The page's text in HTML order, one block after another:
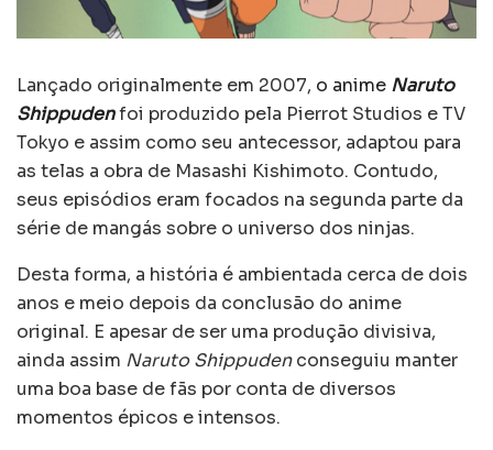
Lançado originalmente em 2007, o anime Naruto
Shippudenfoi produzido pela Pierrot Studios e TV
Tokyo e assim como seu antecessor, adaptou para
as telas a obra de Masashi Kishimoto. Contudo,
seus episódios eram focados na segunda parte da
série de mangás sobre o universo dos ninjas.
Desta forma, a história é ambientada cerca de dois
anos e meio depois da conclusão do anime
original. E apesar de ser uma produção divisiva,
ainda assim Naruto Shippudenconseguiu manter
uma boa base de fãs por conta de diversos
momentos épicos e intensos.